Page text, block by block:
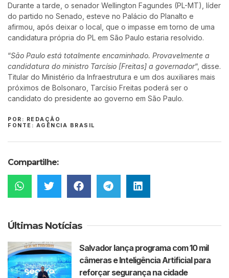
Durante a tarde, o senador Wellington Fagundes (PL-MT), líder
do partido no Senado, esteve no Palácio do Planalto e
afirmou, após deixar o local, que o impasse em torno de uma
candidatura própria do PL em São Paulo estaria resolvido.
“São Paulo está totalmente encaminhado. Provavelmente a
candidatura do ministro Tarcísio [Freitas] a governador“, disse.
Titular do Ministério da Infraestrutura e um dos auxiliares mais
próximos de Bolsonaro, Tarcísio Freitas poderá ser o
candidato do presidente ao governo em São Paulo.
POR: REDAÇÃO
FONTE: AGÊNCIA BRASIL
Compartilhe:
Últimas Notícias
Salvador lança programa com 10 mil
câmeras e Inteligência Artificial para
reforçar segurança na cidade